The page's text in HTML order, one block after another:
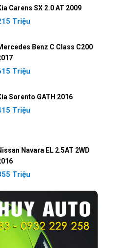
Carens SX 2.0 AT 2009
Triệu
Benz C Class C200
Triệu
Sorento GATH 2016
Triệu
Navara EL 2.5AT 2WD
Triệu